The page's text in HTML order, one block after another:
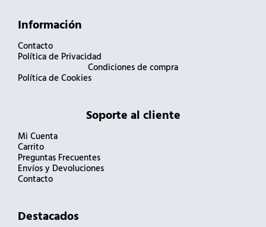
Información
Contacto
Política de Privacidad
Condiciones de compra
Política de Cookies
Soporte al cliente
Mi Cuenta
Carrito
Preguntas Frecuentes
Envíos y Devoluciones
Contacto
Destacados